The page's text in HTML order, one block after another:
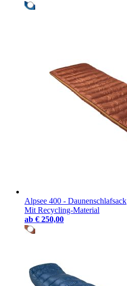
Alpsee 400 - Daunenschlafsack
Mit Recycling-Material
ab € 250,00